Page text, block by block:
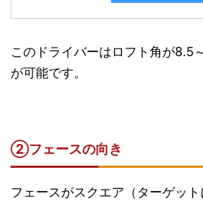
このドライバーはロフト角が8.5
が可能です。
②フェースの向き
フェースがスクエア（ターゲッ